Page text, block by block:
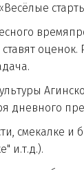
дневного
и
и.т.д.).